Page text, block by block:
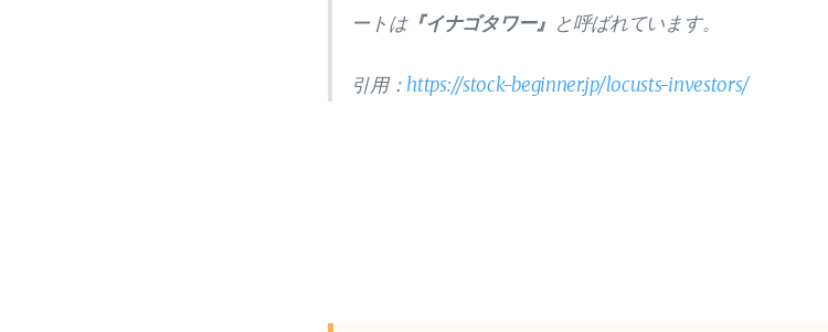
ートは『イナゴタワー』 と呼ばれています。
引用： https://stock-beginner.jp/locusts-investors/